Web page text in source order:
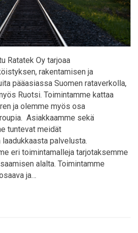
Ratatek Oy tarjoaa
rakentamisen ja
pääasiassa Suomen rataverkolla,
Ruotsi. Toimintamme kattaa
ja olemme myös osa
Asiakkaamme sekä
tuntevat meidät
palvelusta.
eri toimintamalleja tarjotaksemme
alalta. Toimintamme
ja…